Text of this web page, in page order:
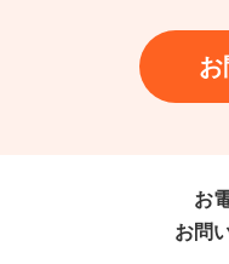
お
お
お問